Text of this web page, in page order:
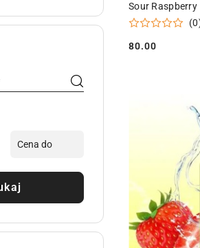
Sour Raspberry
Cena:
80.00